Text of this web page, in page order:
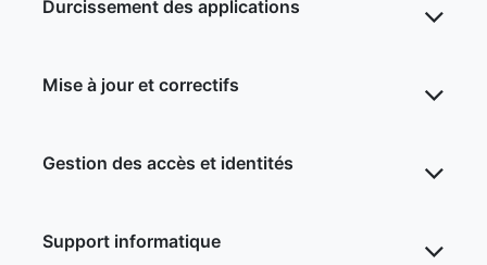
Durcissement des applications
Mise à jour et correctifs
Gestion des accès et identités
Support informatique